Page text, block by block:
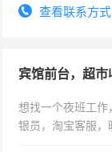
查看联系方式
想找一个夜班工作
银员，淘宝客服，